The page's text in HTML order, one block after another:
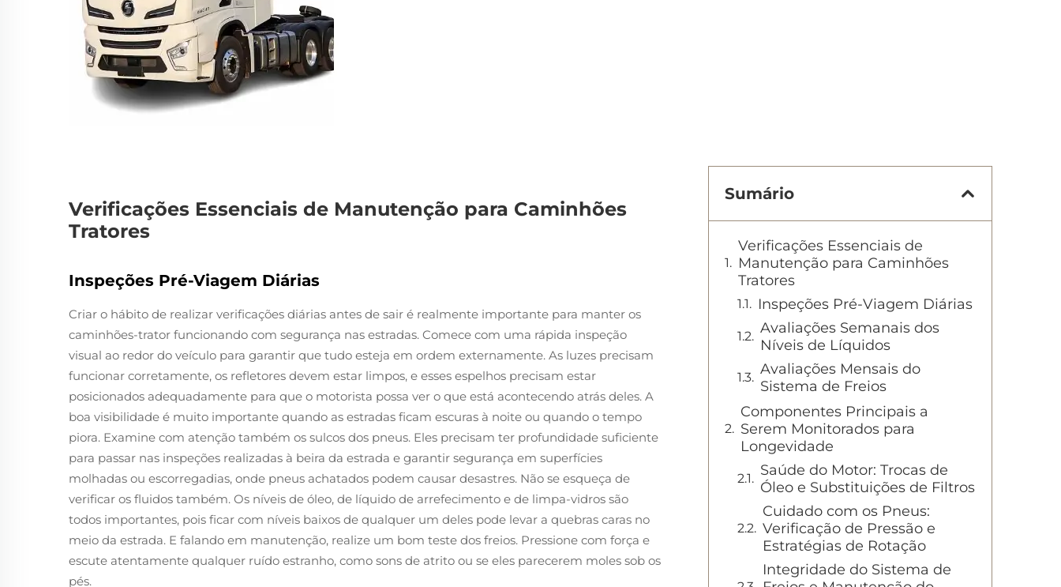
Verificações Essenciais de Manutenção para Caminhões
Tratores
Inspeções Pré-Viagem Diárias
Criar o hábito de realizar verificações diárias antes de sair é realmente importante para manter os
caminhões-trator funcionando com segurança nas estradas. Comece com uma rápida inspeção
visual ao redor do veículo para garantir que tudo esteja em ordem externamente. As luzes precisam
funcionar corretamente, os refletores devem estar limpos, e esses espelhos precisam estar
posicionados adequadamente para que o motorista possa ver o que está acontecendo atrás deles. A
boa visibilidade é muito importante quando as estradas ficam escuras à noite ou quando o tempo
piora. Examine com atenção também os sulcos dos pneus. Eles precisam ter profundidade suficiente
para passar nas inspeções realizadas à beira da estrada e garantir segurança em superfícies
molhadas ou escorregadias, onde pneus achatados podem causar desastres. Não se esqueça de
verificar os fluidos também. Os níveis de óleo, de líquido de arrefecimento e de limpa-vidros são
todos importantes, pois ficar com níveis baixos de qualquer um deles pode levar a quebras caras no
meio da estrada. E falando em manutenção, realize um bom teste dos freios. Pressione com força e
escute atentamente qualquer ruído estranho, como sons de atrito ou se eles parecerem moles sob os
pés.
Sumário
Verificações Essenciais de
Manutenção para Caminhões
Tratores
Inspeções Pré-Viagem Diárias
Avaliações Semanais dos
Níveis de Líquidos
Avaliações Mensais do
Sistema de Freios
Componentes Principais a
Serem Monitorados para
Longevidade
Saúde do Motor: Trocas de
Óleo e Substituições de Filtros
Cuidado com os Pneus:
Verificação de Pressão e
Estratégias de Rotação
Integridade do Sistema de